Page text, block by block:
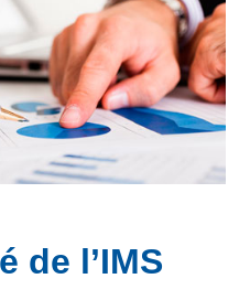
de l’IMS